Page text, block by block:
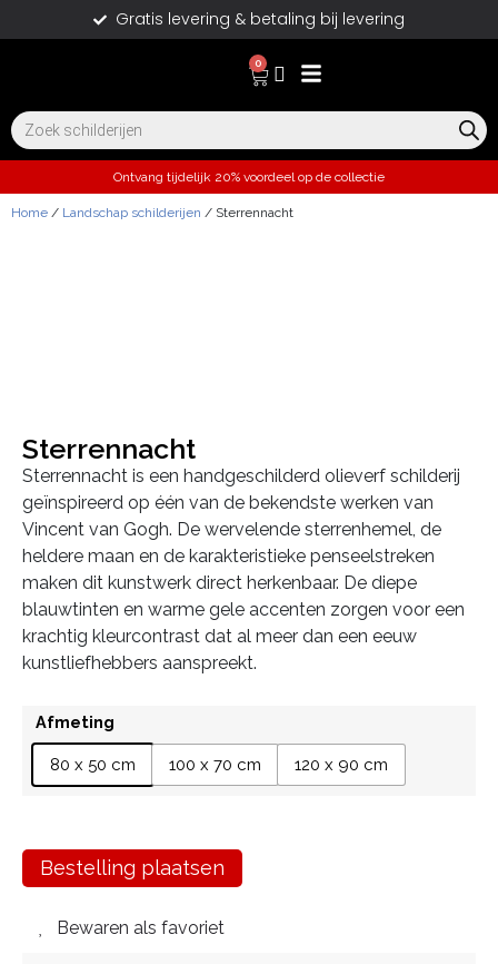
Gratis levering & betaling bij levering
0
Ontvang tijdelijk 20% voordeel op de collectie
Home / Landschap schilderijen / Sterrennacht
Sterrennacht
Sterrennacht is een handgeschilderd olieverf schilderij
geïnspireerd op één van de bekendste werken van
Vincent van Gogh. De wervelende sterrenhemel, de
heldere maan en de karakteristieke penseelstreken
maken dit kunstwerk direct herkenbaar. De diepe
blauwtinten en warme gele accenten zorgen voor een
krachtig kleurcontrast dat al meer dan een eeuw
kunstliefhebbers aanspreekt.
Afmeting
80 x 50 cm 100 x 70 cm 120 x 90 cm
Bestelling plaatsen
Bewaren als favoriet